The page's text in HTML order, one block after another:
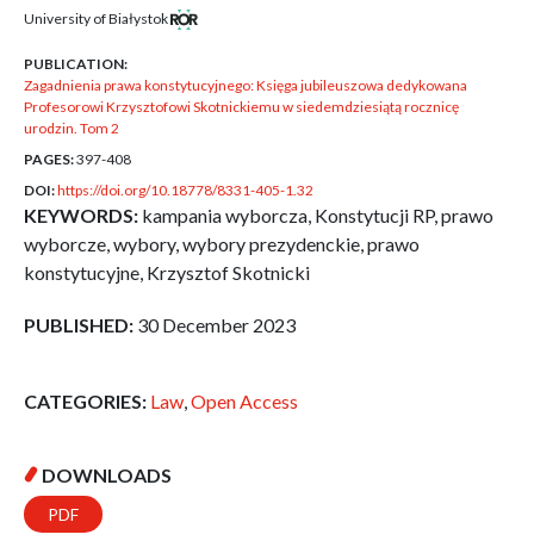
University of Białystok
PUBLICATION:
Zagadnienia prawa konstytucyjnego: Księga jubileuszowa dedykowana
Profesorowi Krzysztofowi Skotnickiemu w siedemdziesiątą rocznicę
urodzin. Tom 2
PAGES:397-408
DOI:https://doi.org/10.18778/8331-405-1.32
KEYWORDS: kampania wyborcza, Konstytucji RP, prawo
wyborcze, wybory, wybory prezydenckie, prawo
konstytucyjne, Krzysztof Skotnicki
PUBLISHED: 30 December 2023
CATEGORIES: Law,Open Access
DOWNLOADS
PDF